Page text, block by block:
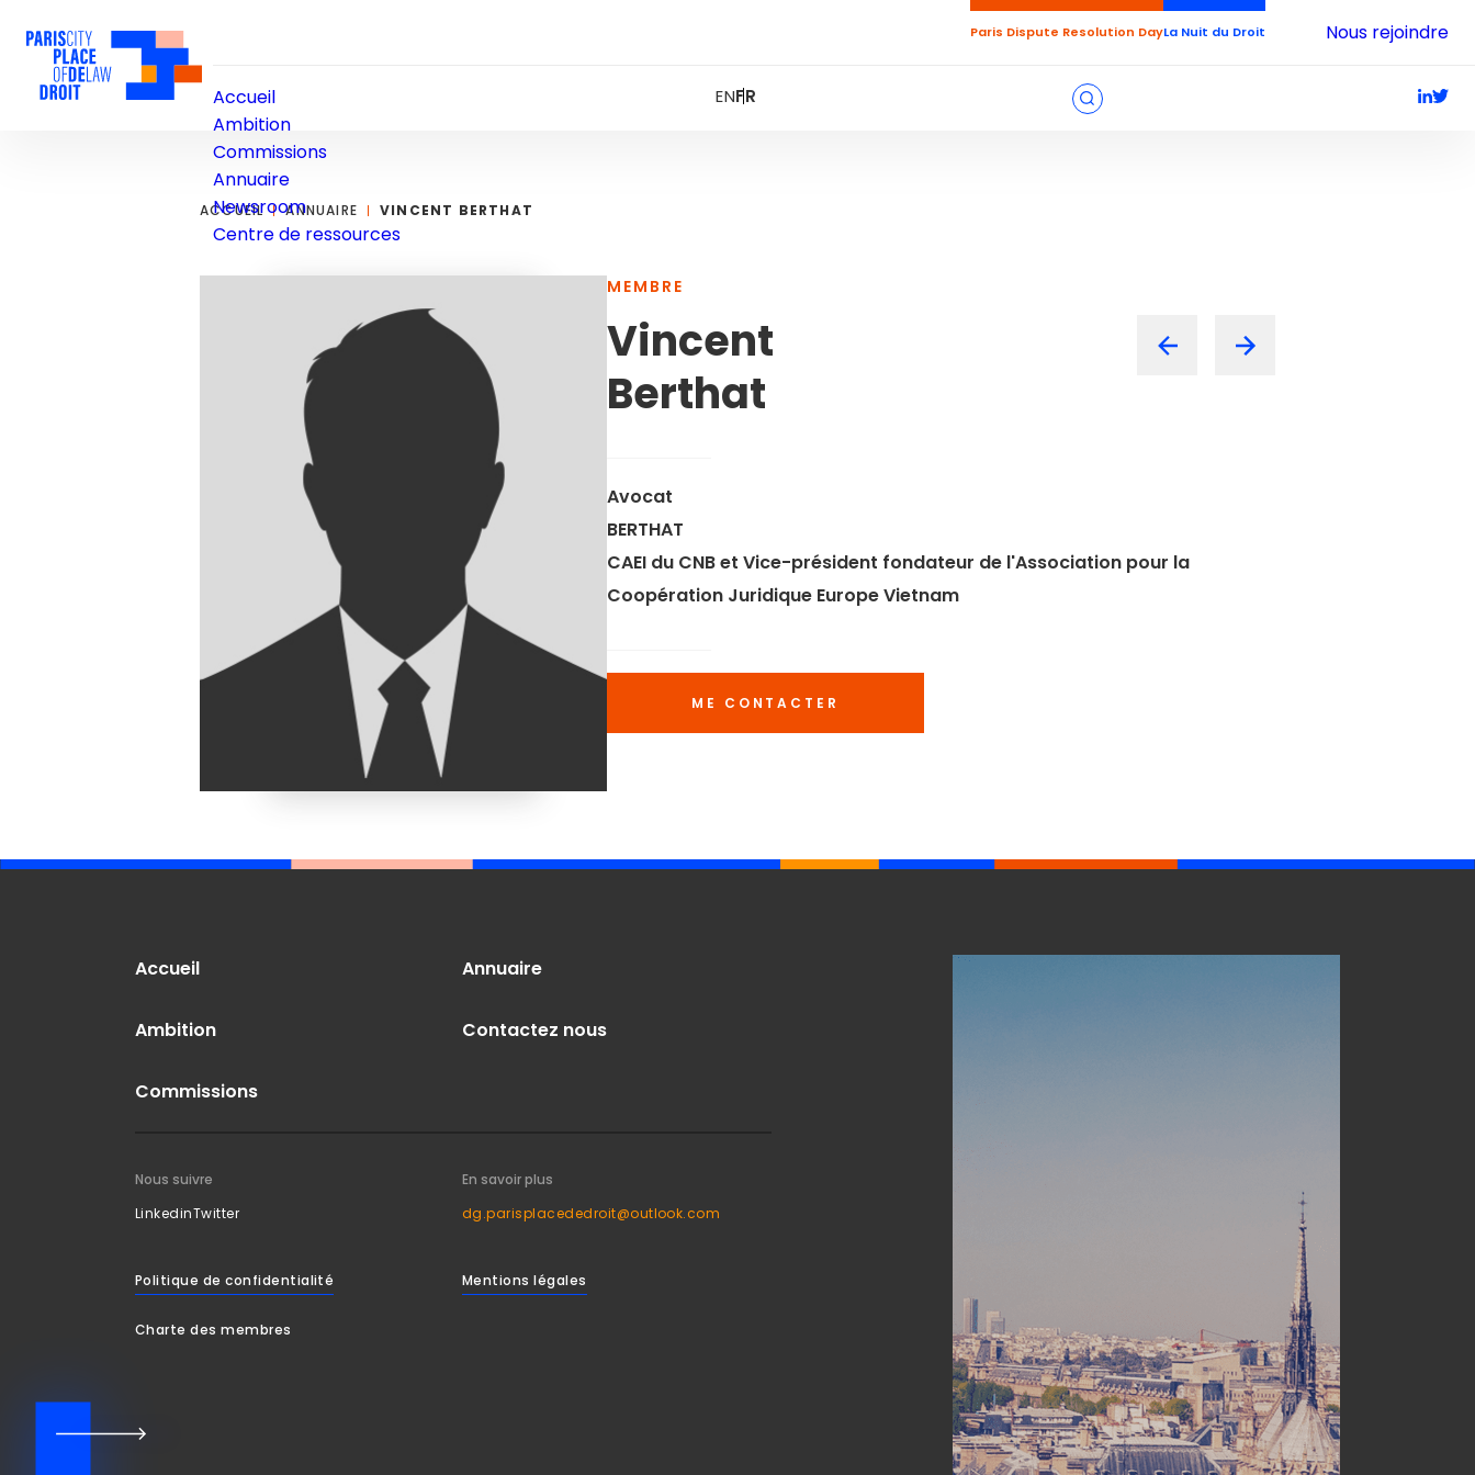
Paris Dispute Resolution DayLa Nuit du Droit Nous rejoindre
Accueil
Ambition
Commissions
Annuaire
Newsroom
Centre de ressources
ENFR
ACCUEIL ANNUAIRE VINCENT BERTHAT
MEMBRE
Vincent
Berthat
Avocat
BERTHAT
CAEI du CNB et Vice-président fondateur de l'Association pour la
Coopération Juridique Europe Vietnam
ME CONTACTER
Accueil
Ambition
Commissions
Annuaire
Contactez nous
Nous suivre
LinkedinTwitter
En savoir plus
dg.parisplacededroit@outlook.com
Politique de confidentialité
Charte des membres
Mentions légales